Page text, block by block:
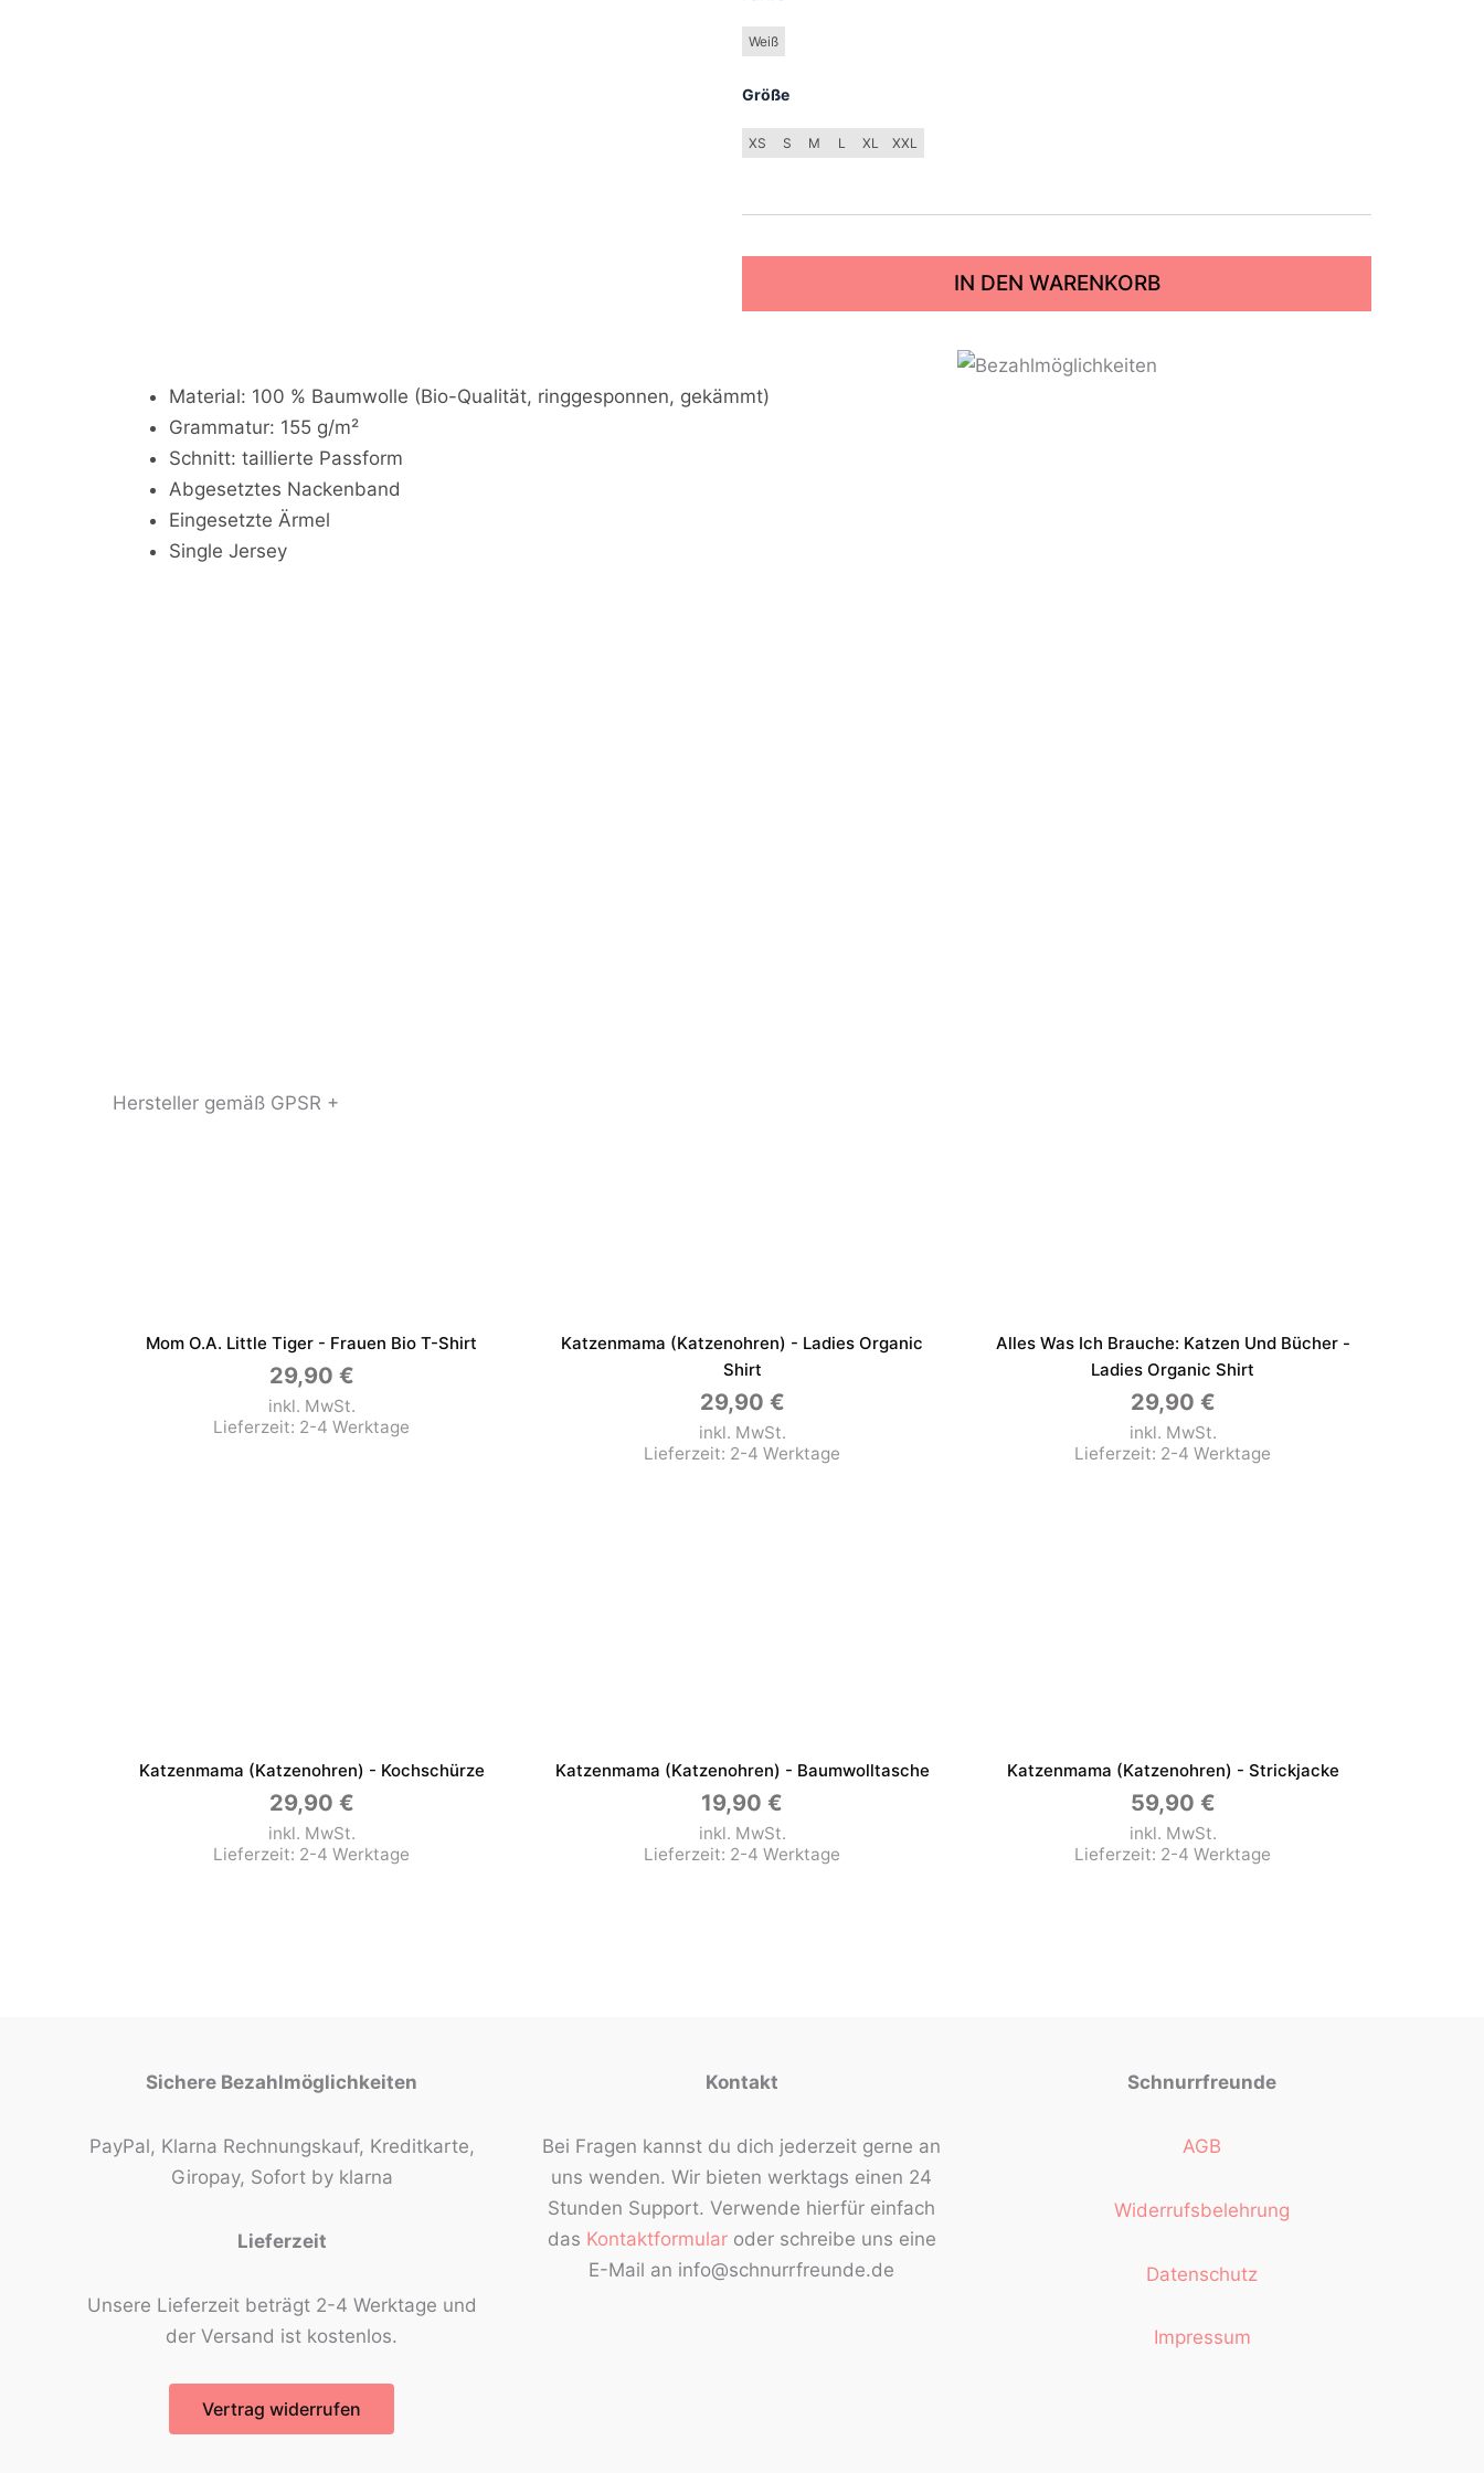
Weiß
Größe
XS S M L XL XXL
IN DEN WARENKORB
Material: 100 % Baumwolle (Bio-Qualität, ringgesponnen, gekämmt)
Grammatur: 155 g/m²
Schnitt: taillierte Passform
Abgesetztes Nackenband
Eingesetzte Ärmel
Single Jersey
Hersteller gemäß GPSR +
Mom O.a. Little Tiger - Frauen Bio T-Shirt
29,90 €
inkl. MwSt.
Lieferzeit: 2-4 Werktage
Katzenmama (Katzenohren) - Ladies Organic
Shirt
29,90 €
inkl. MwSt.
Lieferzeit: 2-4 Werktage
Alles Was Ich Brauche: Katzen Und Bücher -
Ladies Organic Shirt
29,90 €
inkl. MwSt.
Lieferzeit: 2-4 Werktage
Katzenmama (Katzenohren) - Kochschürze
29,90 €
inkl. MwSt.
Lieferzeit: 2-4 Werktage
Katzenmama (Katzenohren) - Baumwolltasche
19,90 €
inkl. MwSt.
Lieferzeit: 2-4 Werktage
Katzenmama (Katzenohren) - Strickjacke
59,90 €
inkl. MwSt.
Lieferzeit: 2-4 Werktage
Sichere Bezahlmöglichkeiten
PayPal, Klarna Rechnungskauf, Kreditkarte,
Giropay, Sofort by klarna
Lieferzeit
Unsere Lieferzeit beträgt 2-4 Werktage und
der Versand ist kostenlos.
Vertrag widerrufen
Kontakt
Bei Fragen kannst du dich jederzeit gerne an
uns wenden. Wir bieten werktags einen 24
Stunden Support. Verwende hierfür einfach
das Kontaktformularoder schreibe uns eine
E-Mail an info@schnurrfreunde.de
Schnurrfreunde
AGB
Widerrufsbelehrung
Datenschutz
Impressum